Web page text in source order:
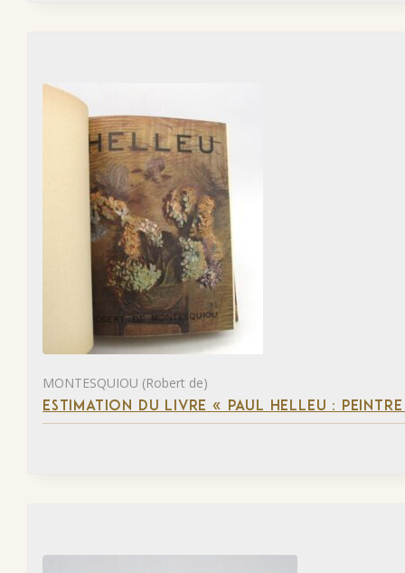
MONTESQUIOU (Robert de)
ESTIMATION DU LIVRE « PAUL HELLEU :